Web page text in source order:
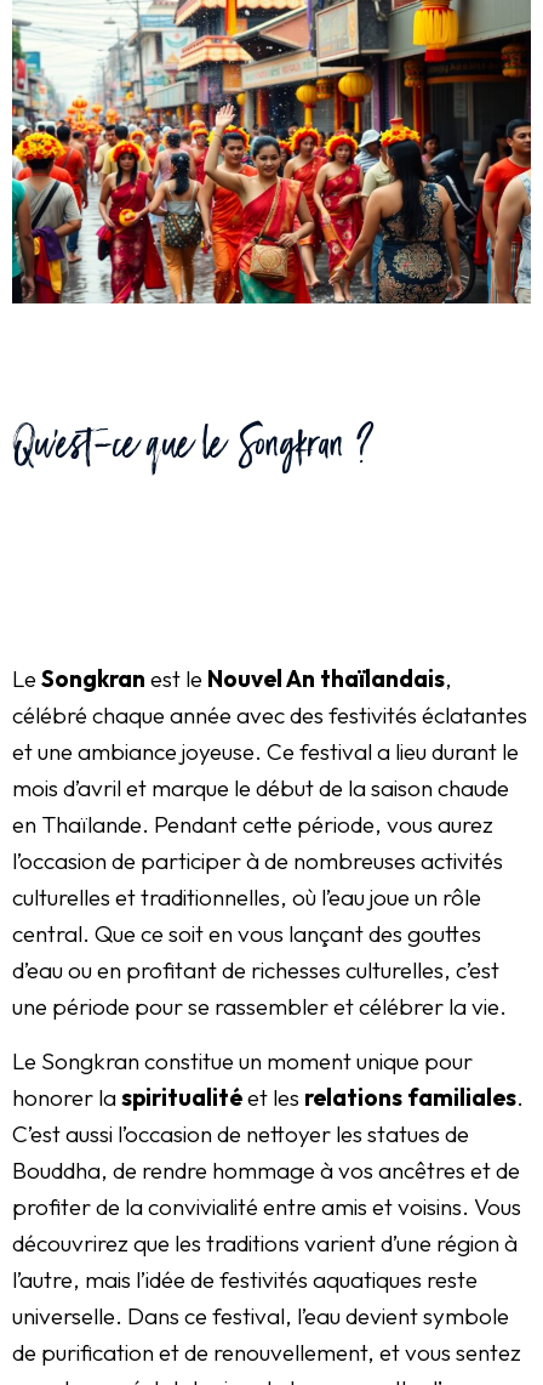
Qu'est-ce que le Songkran ?
Le Songkran est le Nouvel An thaïlandais,
célébré chaque année avec des festivités éclatantes
et une ambiance joyeuse. Ce festival a lieu durant le
mois d’avril et marque le début de la saison chaude
en Thaïlande. Pendant cette période, vous aurez
l’occasion de participer à de nombreuses activités
culturelles et traditionnelles, où l’eau joue un rôle
central. Que ce soit en vous lançant des gouttes
d’eau ou en profitant de richesses culturelles, c’est
une période pour se rassembler et célébrer la vie.
Le Songkran constitue un moment unique pour
honorer laspiritualitéet les relations familiales.
C’est aussi l’occasion de nettoyer les statues de
Bouddha, de rendre hommage à vos ancêtres et de
profiter de la convivialité entre amis et voisins. Vous
découvrirez que les traditions varient d’une région à
l’autre, mais l’idée de festivités aquatiques reste
universelle. Dans ce festival, l’eau devient symbole
de purification et de renouvellement, et vous sentez